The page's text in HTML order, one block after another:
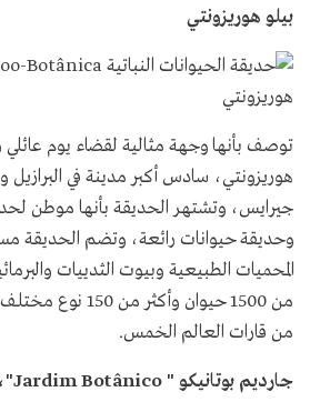
بيلو هوريزونتي
توصف بأنها وجهة مثالية لقضاء يوم عائلي
هوريزونتي، سادس أكبر مدينة في البرازيل
جيرايس، وتشتهر الحديقة بأنها موطن لحدائق
وحديقة حيوانات رائعة، وتضم الحديقة
المحميات الطبيعية وبيوت الثدييات
من 1500 حيوان وأكثر من
من قارات العالم الخمس.
جارديم بوتانيكو "Jardim Botânico"،